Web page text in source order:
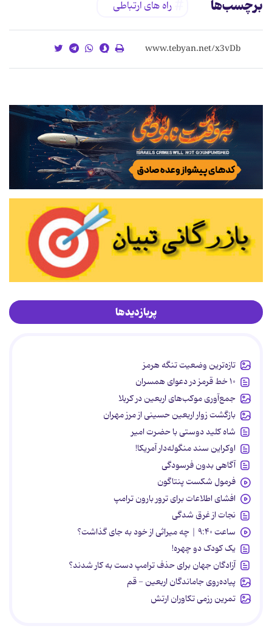
برچسب‌ها راه های ارتباطی
پربازدیدها
تازه‌ترین وضعیت تنگه هرمز
۱۰ خط قرمز در دعوای همسران
جمع‌آوری موکب‌های اربعین در کربلا
بازگشت زوار اربعین حسینی از مرز مهران
شاه کلید دوستی با حضرت امیر
اوکراین سند منگوله‌دار آمریکا!
آگاهی بدون فرسودگی
فرمول شکست پنتاگون
افشای اطلاعات برای ترور بارون ترامپ
نجات از غرق شدگی
ساعت ۹:۴۰ | چه میراثی از خود به جای گذاشت؟
یک کودک دو چهره!
آزادگان جهان برای حذف ترامپ دست به کار شدند؟
پیاده‌روی جاماندگان اربعین - قم
تمرین رزمی تکاوران ارتش